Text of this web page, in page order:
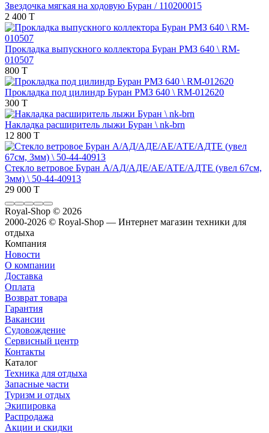
Звездочка мягкая на ходовую Буран / 110200015
2 400 T
Прокладка выпускного коллектора Буран РМЗ 640 \ RM-
010507
800 T
Прокладка под цилиндр Буран РМЗ 640 \ RM-012620
300 T
Накладка расширитель лыжи Буран \ nk-brn
12 800 T
Стекло ветровое Буран А/АД/АДЕ/АЕ/АТЕ/АДТЕ (увел 67см,
3мм) \ 50-44-40913
29 000 T
Royal-Shop © 2026
2000-2026 © Royal-Shop — Интернет магазин техники для
отдыха
Компания
Новости
О компании
Доставка
Оплата
Возврат товара
Гарантия
Вакансии
Судовождение
Сервисный центр
Контакты
Каталог
Техника для отдыха
Запасные части
Туризм и отдых
Экипировка
Распродажа
Акции и скидки